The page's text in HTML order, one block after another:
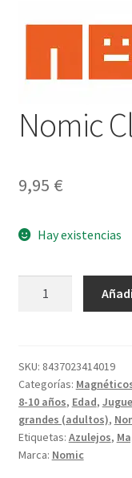
Nomic
9,95 €
Hay existencias
cantidad
SKU: 8437023414019
Categorías:
8-10 años, Edad,
grandes (adultos),
Etiquetas: Azulejos,
Marca: Nomic